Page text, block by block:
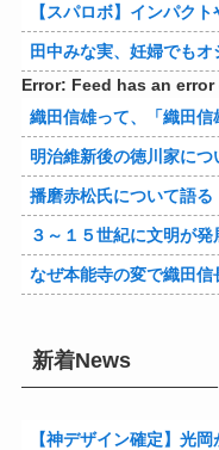
【スパロボ】インパクトやアルファ外伝くらいのバラ
田中みな実、妊婦でもオシ
Error: Feed has an
織田信雄って、「織田信雄はバカ」と歴史
明治維新後の徳川家につ
播磨赤松氏について語る
３～１５世紀に文明が
なぜ本能寺の変で織田信
新着News
【神デザイン確定】光岡が「C1コルベット風」新型オープン